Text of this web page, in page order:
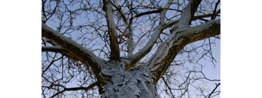
KRONIKA
FOTO VYCHÁZKY
ŽIVOT FOTOKLUBU